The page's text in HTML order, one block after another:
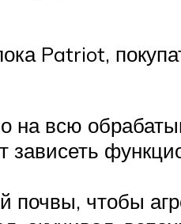
Patriot,
на всю
зависеть
почвы, чтобы